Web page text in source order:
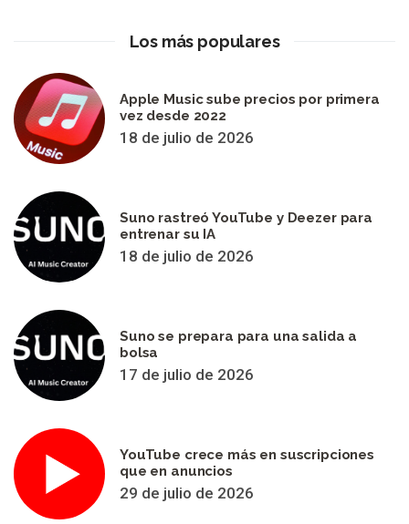
Los más populares
Apple Music sube precios por primera
vez desde 2022
18 de julio de 2026
Suno rastreó YouTube y Deezer para
entrenar su IA
18 de julio de 2026
Suno se prepara para una salida a
bolsa
17 de julio de 2026
YouTube crece más en suscripciones
que en anuncios
29 de julio de 2026